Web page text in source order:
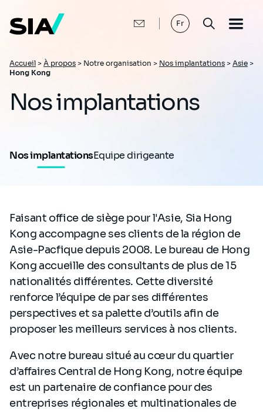
contenu
principal
Fr
Fil
d'Ariane
Accueil > À propos > Notre organisation > Nos implantations > Asie >
Hong Kong
Nos implantations
Nos implantationsEquipe dirigeante
Faisant office de siège pour l'Asie, Sia Hong
Kong accompagne ses clients de la région de
Asie-Pacfique depuis 2008. Le bureau de Hong
Kong accueille des consultants de plus de 15
nationalités différentes. Cette diversité
renforce l’équipe de par ses différentes
perspectives et sa palette d’outils afin de
proposer les meilleurs services à nos clients.
Avec notre bureau situé au cœur du quartier
d’affaires Central de Hong Kong, notre équipe
est un partenaire de confiance pour des
entreprises régionales et multinationales de